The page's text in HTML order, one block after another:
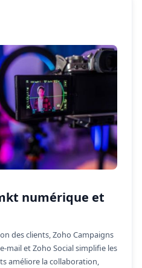
numérique et
des clients, Zoho Campaigns
mail et Zoho Social simplifie les
améliore la collaboration,